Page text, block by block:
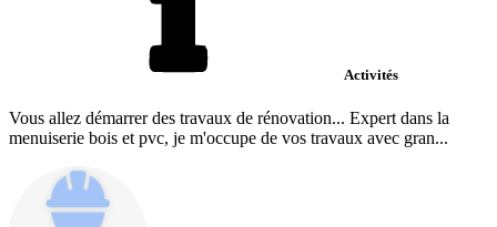
Activités
Vous allez démarrer des travaux de rénovation... Expert dans la
menuiserie bois et pvc, je m'occupe de vos travaux avec gran...